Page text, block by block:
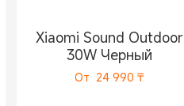
Xiaomi Sound Outdoor
30W Черный
От 24 990 ₸